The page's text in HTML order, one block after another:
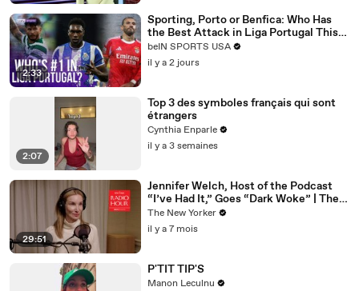
2:33
Sporting, Porto or Benfica: Who Has
the Best Attack in Liga Portugal This
Season? | beIN SPORTS USA
beIN SPORTS USA
il y a 2 jours
2:07
Top 3 des symboles français qui sont
étrangers
Cynthia Enparle
il y a 3 semaines
29:51
Jennifer Welch, Host of the Podcast
“I’ve Had It,” Goes “Dark Woke” | The
New Yorker Interview
The New Yorker
il y a 7 mois
P'TIT TIP'S
Manon Leculnu